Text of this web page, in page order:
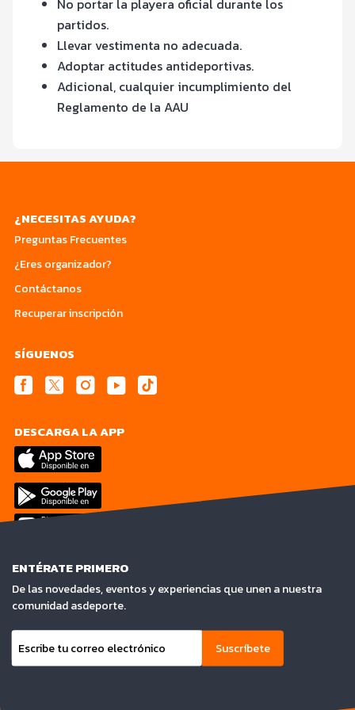
No portar la playera oficial durante los
partidos.
Llevar vestimenta no adecuada.
Adoptar actitudes antideportivas.
Adicional, cualquier incumplimiento del
Reglamento de la AAU
¿NECESITAS AYUDA?
Preguntas Frecuentes
¿Eres organizador?
Contáctanos
Recuperar inscripción
SÍGUENOS
DESCARGA LA APP
ENTÉRATE PRIMERO
De las novedades, eventos y experiencias que unen a nuestra
comunidad asdeporte.
Suscríbete